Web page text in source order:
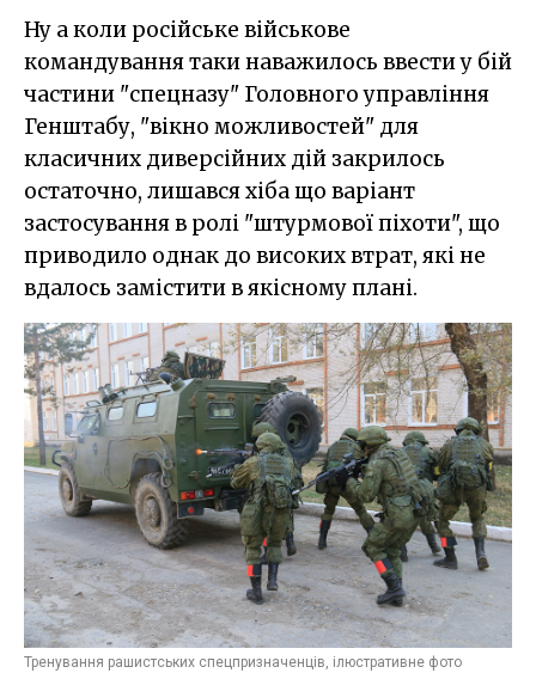
Ну а коли російське військове
командування таки наважилось ввести у бій
частини "спецназу" Головного управління
Генштабу, "вікно можливостей" для
класичних диверсійних дій закрилось
остаточно, лишався хіба що варіант
застосування в ролі "штурмової піхоти", що
приводило однак до високих втрат, які не
вдалось замістити в якісному плані.
Тренування рашистських спецпризначенців, ілюстративне фото